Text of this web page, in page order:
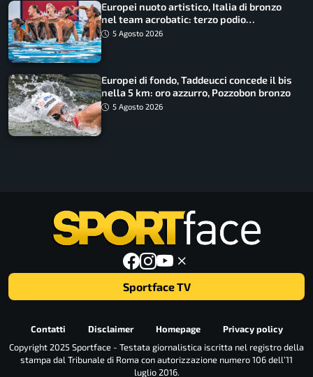
Europei nuoto artistico, Italia di bronzo
nel team acrobatic: terzo podio
consecutivo
5 Agosto 2026
Europei di fondo, Taddeucci concede il bis
nella 5 km: oro azzurro, Pozzobon bronzo
5 Agosto 2026
Sportface TV
Contatti Disclaimer Homepage
Privacy policy
Copyright 2025 Sportface - Testata giornalistica iscritta nel registro della
stampa dal Tribunale di Roma con autorizzazione numero 106 dell’11
luglio 2016.